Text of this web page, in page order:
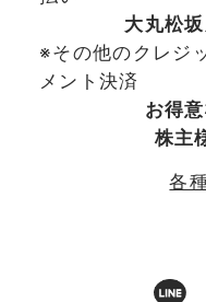
大丸松
※その他のクレジ
メント決済
お得
株主
各